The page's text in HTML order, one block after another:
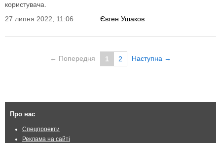
користувача.
Євген Ушаков
27 липня 2022, 11:06
← Попередня 1 2 Наступна →
Про нас
Спецпроекти
Реклама на сайті